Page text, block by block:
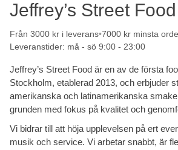
Jeffrey’s Street Food
Från 3000 kr i leverans 7000 kr minsta
Leveranstider: må - sö 9:00 - 23:00
Jeffrey’s Street Food är en av de första
Stockholm, etablerad 2013, och erbjuder
amerikanska och latinamerikanska
grunden med fokus på kvalitet och
Vi bidrar till att höja upplevelsen på ert
musik och service. Vi arbetar snabbt, är